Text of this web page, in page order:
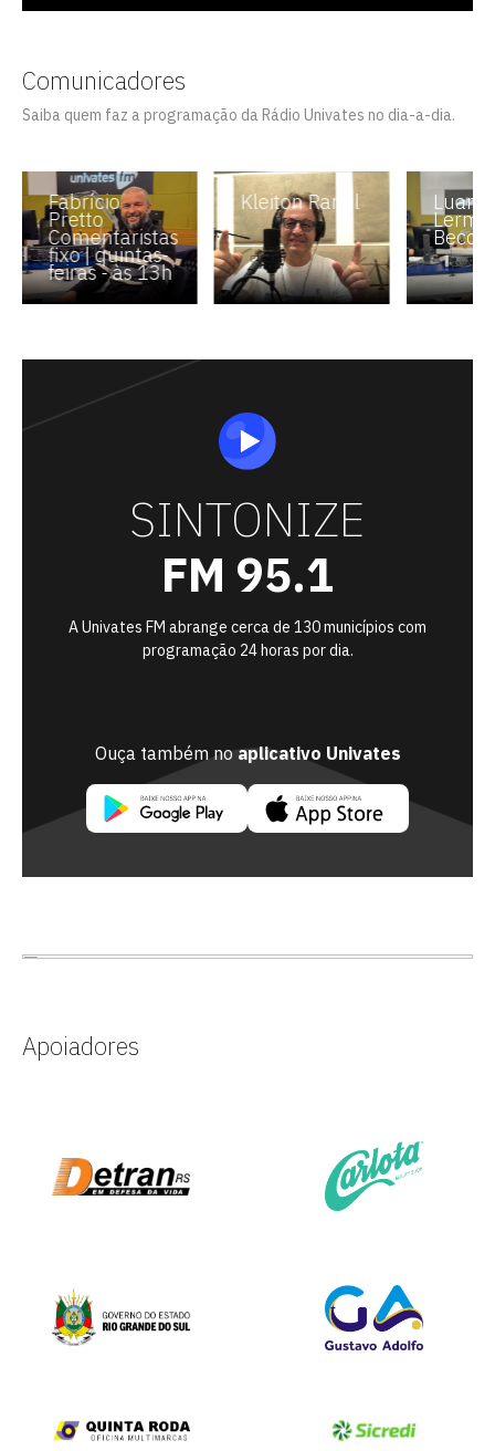
Comunicadores
Saiba quem faz a programação da Rádio Univates no dia-a-dia.
Fabrício
Pretto
Comentaristas
fixo | quintas-
feiras - às 13h
Kleiton Ramil Luana
Becchi
SINTONIZE
FM 95.1
A Univates FM abrange cerca de 130 municípios com
programação 24 horas por dia.
Ouça também noaplicativo Univates
Apoiadores
Escolha a vaga que você quer
concorrer:
vagas para início de curso
vagas a partir do 2º ano de curso